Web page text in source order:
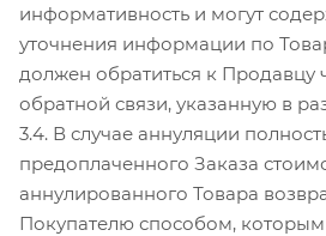
информативность и могут
уточнения информации по
должен обратиться к Продавцу
обратной связи, указанную в
3.4. В случае аннуляции
предоплаченного Заказа
аннулированного Товара
Покупателю способом,